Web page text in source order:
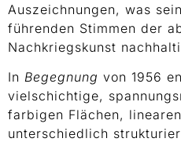
Auszeichnungen, was
führenden Stimmen der
Nachkriegskunst
In Begegnung von 1956
vielschichtige,
farbigen Flächen,
unterschiedlich